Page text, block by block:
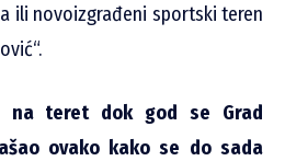
ili novoizgrađeni sportski teren
na teret dok god se Grad
ovako kako se do sada